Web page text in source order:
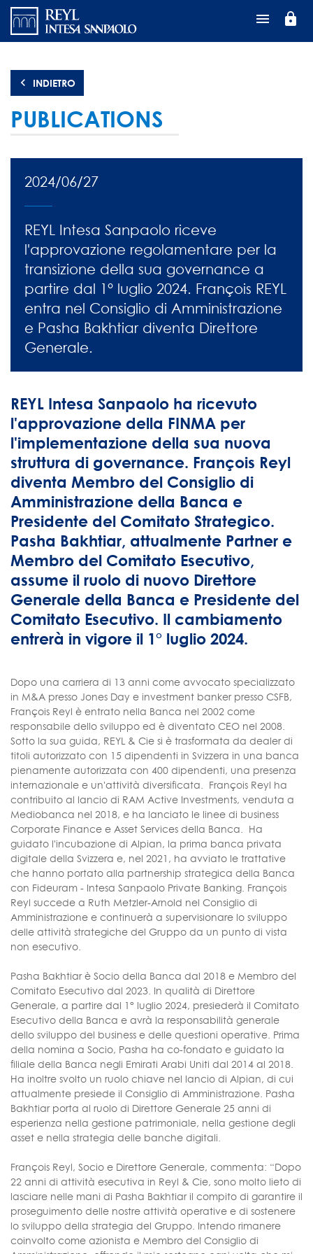
Salta
contenuto
lock
INDIETRO
PUBLICATIONS
2024/06/27
REYL Intesa Sanpaolo riceve
l'approvazione regolamentare per la
transizione della sua governance a
partire dal 1° luglio 2024. François REYL
entra nel Consiglio di Amministrazione
e Pasha Bakhtiar diventa Direttore
Generale.
REYL Intesa Sanpaolo ha ricevuto
l'approvazione della FINMA per
l'implementazione della sua nuova
struttura di governance. François Reyl
diventa Membro del Consiglio di
Amministrazione della Banca e
Presidente del Comitato Strategico.
Pasha Bakhtiar, attualmente Partner e
Membro del Comitato Esecutivo,
assume il ruolo di nuovo Direttore
Generale della Banca e Presidente del
Comitato Esecutivo. Il cambiamento
entrerà in vigore il 1° luglio 2024.
Dopo una carriera di 13 anni come avvocato specializzato
in M&A presso Jones Day e investment banker presso CSFB,
François Reyl è entrato nella Banca nel 2002 come
responsabile dello sviluppo ed è diventato CEO nel 2008.
Sotto la sua guida, REYL & Cie si è trasformata da dealer di
titoli autorizzato con 15 dipendenti in Svizzera in una banca
pienamente autorizzata con 400 dipendenti, una presenza
internazionale e un'attività diversificata. François Reyl ha
contribuito al lancio di RAM Active Investments, venduta a
Mediobanca nel 2018, e ha lanciato le linee di business
Corporate Finance e Asset Services della Banca. Ha
guidato l'incubazione di Alpian, la prima banca privata
digitale della Svizzera e, nel 2021, ha avviato le trattative
che hanno portato alla partnership strategica della Banca
con Fideuram - Intesa Sanpaolo Private Banking. François
Reyl succede a Ruth Metzler-Arnold nel Consiglio di
Amministrazione e continuerà a supervisionare lo sviluppo
delle attività strategiche del Gruppo da un punto di vista
non esecutivo.
Pasha Bakhtiar è Socio della Banca dal 2018 e Membro del
Comitato Esecutivo dal 2023. In qualità di Direttore
Generale, a partire dal 1° luglio 2024, presiederà il Comitato
Esecutivo della Banca e avrà la responsabilità generale
dello sviluppo del business e delle questioni operative. Prima
della nomina a Socio, Pasha ha co-fondato e guidato la
filiale della Banca negli Emirati Arabi Uniti dal 2014 al 2018.
Ha inoltre svolto un ruolo chiave nel lancio di Alpian, di cui
attualmente presiede il Consiglio di Amministrazione. Pasha
Bakhtiar porta al ruolo di Direttore Generale 25 anni di
esperienza nella gestione patrimoniale, nella gestione degli
asset e nella strategia delle banche digitali.
François Reyl, Socio e Direttore Generale, commenta: “Dopo
22 anni di attività esecutiva in Reyl & Cie, sono molto lieto di
lasciare nelle mani di Pasha Bakhtiar il compito di garantire il
proseguimento delle nostre attività operative e di sostenere
lo sviluppo della strategia del Gruppo. Intendo rimanere
coinvolto come azionista e Membro del Consiglio di